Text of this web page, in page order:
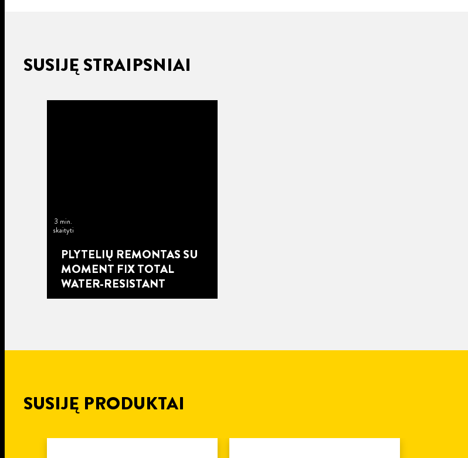
SUSIJĘ STRAIPSNIAI
3 min.
skaityti
PLYTELIŲ REMONTAS SU
MOMENT FIX TOTAL
WATER-RESISTANT
SUSIJĘ PRODUKTAI